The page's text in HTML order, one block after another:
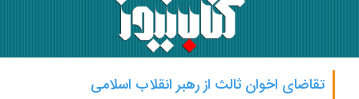
تقاضای اخوان ثالث از رهبر انقلاب اسلامی